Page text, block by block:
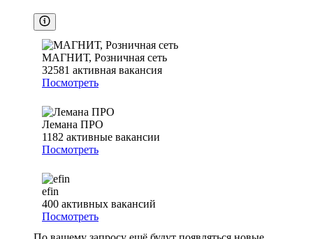
МАГНИТ, Розничная сеть
32581 активная вакансия
Посмотреть
Лемана ПРО
1182 активные вакансии
Посмотреть
efin
400 активных вакансий
Посмотреть